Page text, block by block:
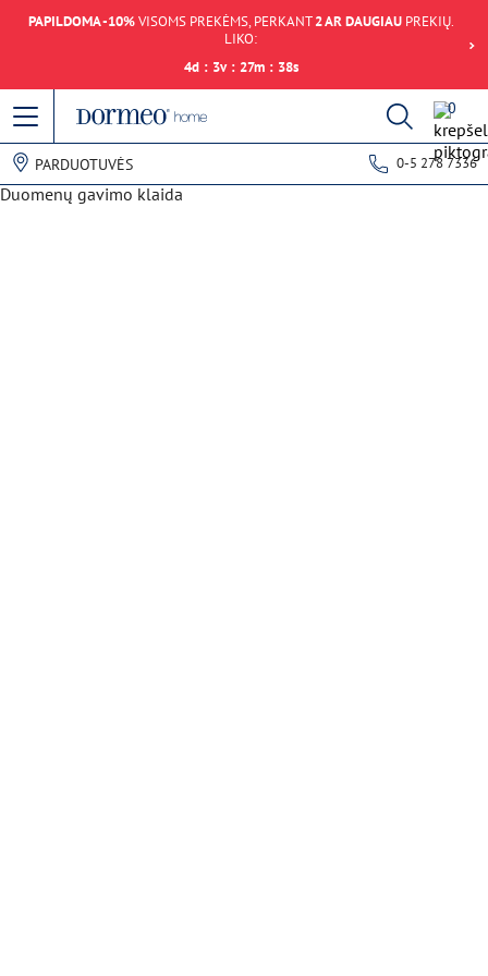
PAPILDOMA -10%VISOMS PREKĖMS, PERKANT2 AR DAUGIAUPREKIŲ.
LIKO:
4d : 3v : 27m : 38s
0
PARDUOTUVĖS 0-5 278 7336
Duomenų gavimo klaida